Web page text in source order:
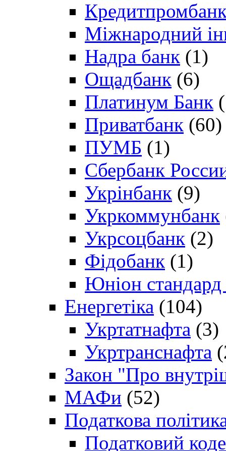
Міжнародний
Надра банк (1)
Ощадбанк (6)
Платинум Банк
Приватбанк (60)
ПУМБ (1)
Сбербанк
Укрінбанк (9)
Укркоммунбанк
Укрсоцбанк (2)
Фідобанк (1)
Юніон стандард
Енергетіка (104)
Укртатнафта (3)
Укртранснафта
Закон "Про
МАФи (52)
Податкова
Податковий